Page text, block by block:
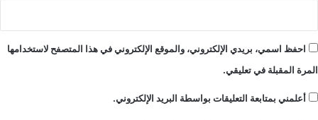
احفظ اسمي، بريدي الإلكتروني، والموقع الإلكتروني في هذا المتصفح لاستخدامها
المرة المقبلة في تعليقي.
أعلمني بمتابعة التعليقات بواسطة البريد الإلكتروني.